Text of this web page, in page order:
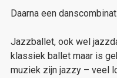
Daarna een
Jazzballet, ook wel
klassiek ballet maar is
muziek zijn jazzy – veel